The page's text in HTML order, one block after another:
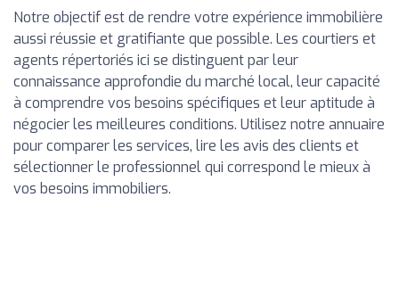
Notre objectif est de rendre votre expérience immobilière
aussi réussie et gratifiante que possible. Les courtiers et
agents répertoriés ici se distinguent par leur
connaissance approfondie du marché local, leur capacité
à comprendre vos besoins spécifiques et leur aptitude à
négocier les meilleures conditions. Utilisez notre annuaire
pour comparer les services, lire les avis des clients et
sélectionner le professionnel qui correspond le mieux à
vos besoins immobiliers.